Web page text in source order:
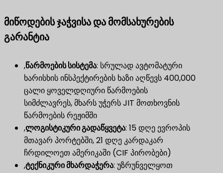
მიწოდების ჯაჭვისა და მომსახურების
გარანტია
,წარმოების სისტემა​: სრულად ავტომატური
ხარისხის ინსპექტირების ხაზი აღწევს 400,000
ცალი ყოველდღიური წარმოების
სიმძლავრეს, მხარს უჭერს JIT მოთხოვნის
წარმოების რეჟიმში
,ლოგისტიკური გადაწყვეტა​: 15 დღე ევროპის
მთავარ პორტებში, 21 დღე კარდაკარ
ჩრდილოეთ ამერიკაში (CIF პირობები)
,ტექნიკური მხარდაჭერა​: უზრუნველყოთ